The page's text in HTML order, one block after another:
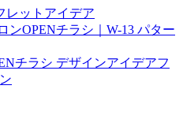
レットアイデア
ンOPENチラシ｜W-13 パター
チラシ デザインアイデアフ